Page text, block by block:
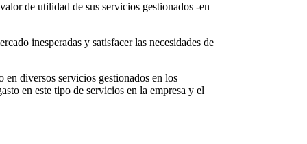
de utilidad de sus servicios gestionados -en
inesperadas y satisfacer las necesidades de
diversos servicios gestionados en los
en este tipo de servicios en la empresa y el